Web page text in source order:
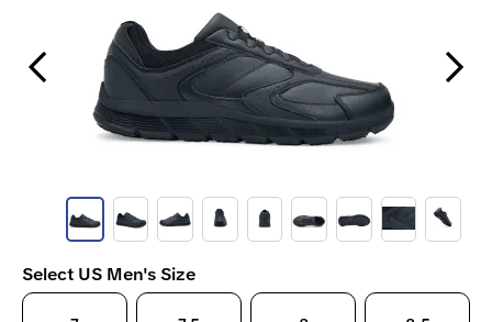
Previous Slide Next Slide
Select US Men's Size